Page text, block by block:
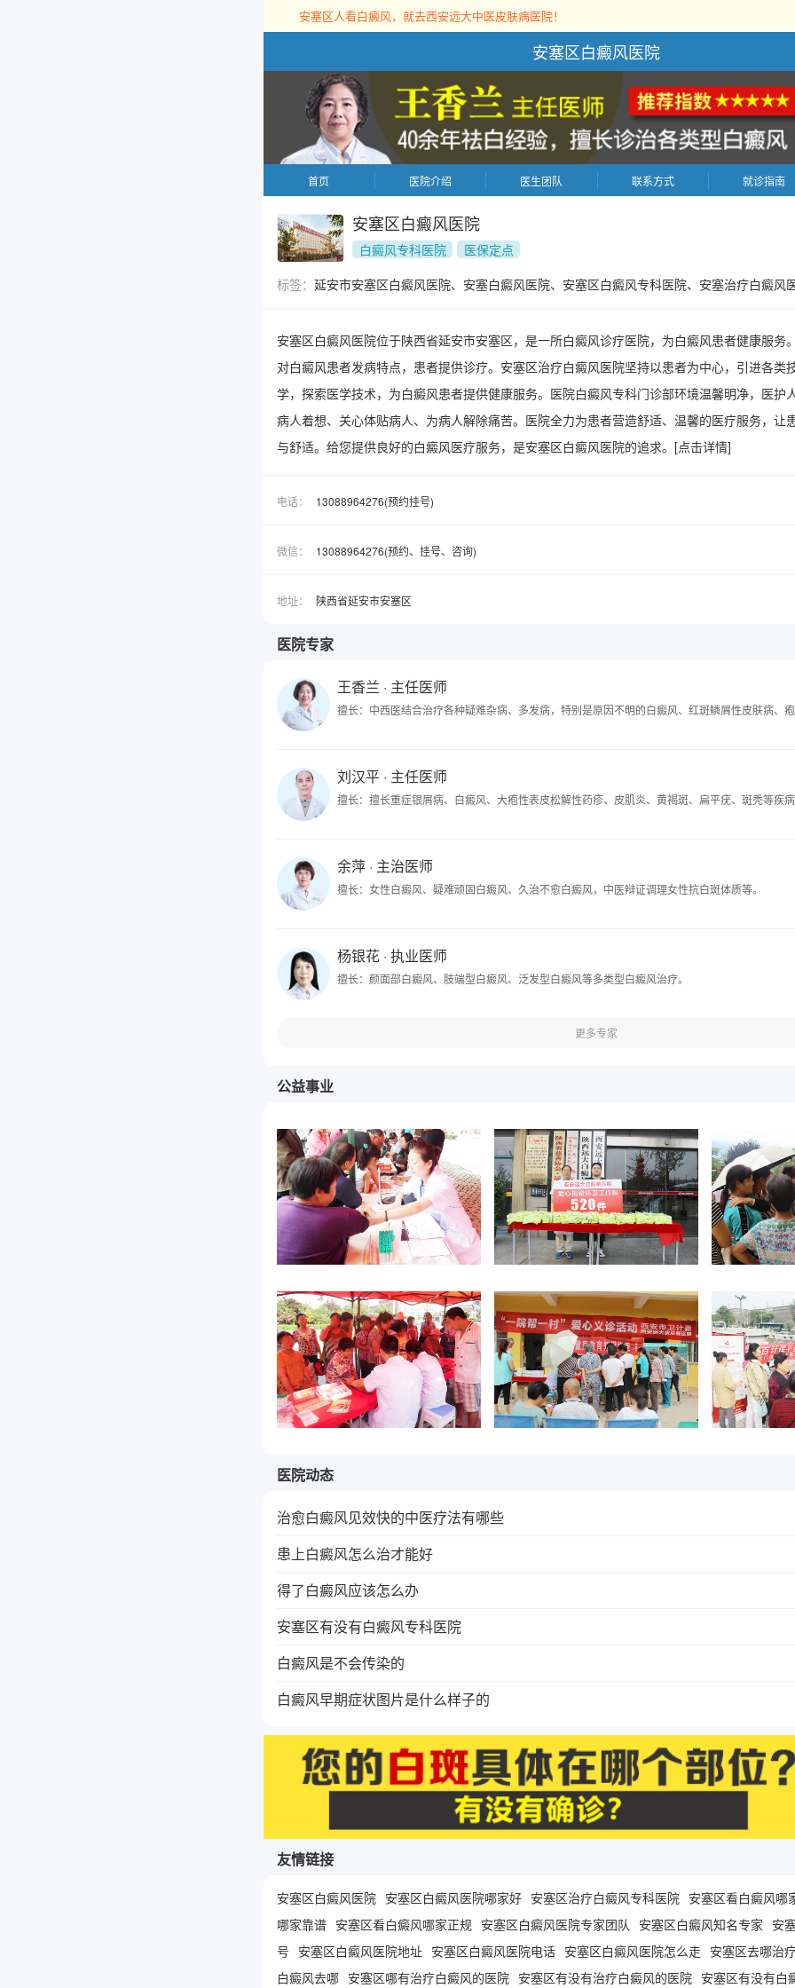
安塞区人看白癜风，就去西安远大中医皮肤病医院！
安塞区白癜风医院
首页 医院介绍 医生团队 联系方式 就诊指南
安塞区白癜风医院
白癜风专科医院
医保定点
标签： 延安市安塞区白癜风医院、安塞白癜风医院、安塞区白癜风专科医院、安塞治疗白癜风
安塞区白癜风医院位于陕西省延安市安塞区，是一所白癜风诊疗医院，为白癜风患者健康服务
对白癜风患者发病特点，患者提供诊疗。安塞区治疗白癜风医院坚持以患者为中心，引进各类
学，探索医学技术，为白癜风患者提供健康服务。医院白癜风专科门诊部环境温馨明净，医护
病人着想、关心体贴病人、为病人解除痛苦。医院全力为患者营造舒适、温馨的医疗服务，让
与舒适。给您提供良好的白癜风医疗服务，是安塞区白癜风医院的追求。 [点击详情]
电话： 13088964276(预约挂号)
微信： 13088964276(预约、挂号、咨询)
地址： 陕西省延安市安塞区
医院专家
王香兰 · 主任医师
擅长：中西医结合治疗各种疑难杂病、多发病，特别是原因不明的白癜风、红斑鳞屑性皮肤病、
刘汉平· 主任医师
擅长：擅长重症银屑病、白癜风、大疱性表皮松解性药疹、皮肌炎、黄褐斑、扁平疣、斑秃等疾
余萍· 主治医师
擅长：女性白癜风、疑难顽固白癜风、久治不愈白癜风，中医辩证调理女性抗白斑体质等。
杨银花· 执业医师
擅长：颜面部白癜风、肢端型白癜风、泛发型白癜风等多类型白癜风治疗。
更多专家
公益事业
医院动态
治愈白癜风见效快的中医疗法有哪些
患上白癜风怎么治才能好
得了白癜风应该怎么办
安塞区有没有白癜风专科医院
白癜风是不会传染的
白癜风早期症状图片是什么样子的
友情链接
安塞区白癜风医院 安塞区白癜风医院哪家好 安塞区治疗白癜风专科医院 安塞区看白癜风哪
哪家靠谱 安塞区看白癜风哪家正规 安塞区白癜风医院专家团队 安塞区白癜风知名专家 安
号 安塞区白癜风医院地址 安塞区白癜风医院电话 安塞区白癜风医院怎么走 安塞区去哪治
白癜风去哪 安塞区哪有治疗白癜风的医院 安塞区有没有治疗白癜风的医院 安塞区有没有白